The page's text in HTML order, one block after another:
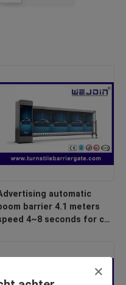
automatic
barrier 4.1 meters
4~8 seconds for car